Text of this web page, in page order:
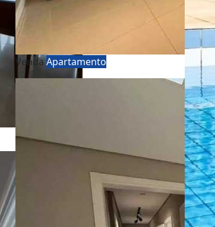
VendaApartamento